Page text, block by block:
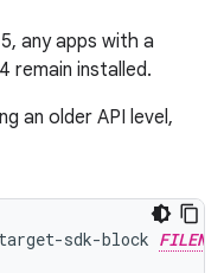
any apps with a
remain installed.
an older API level,
sdk-block